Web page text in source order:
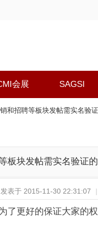
会展 SAGSI
和招聘等板块发帖需实名验
板块发帖需实名验证
发表于 2015-11-30 22:31:07 |
了更好的保证大家的